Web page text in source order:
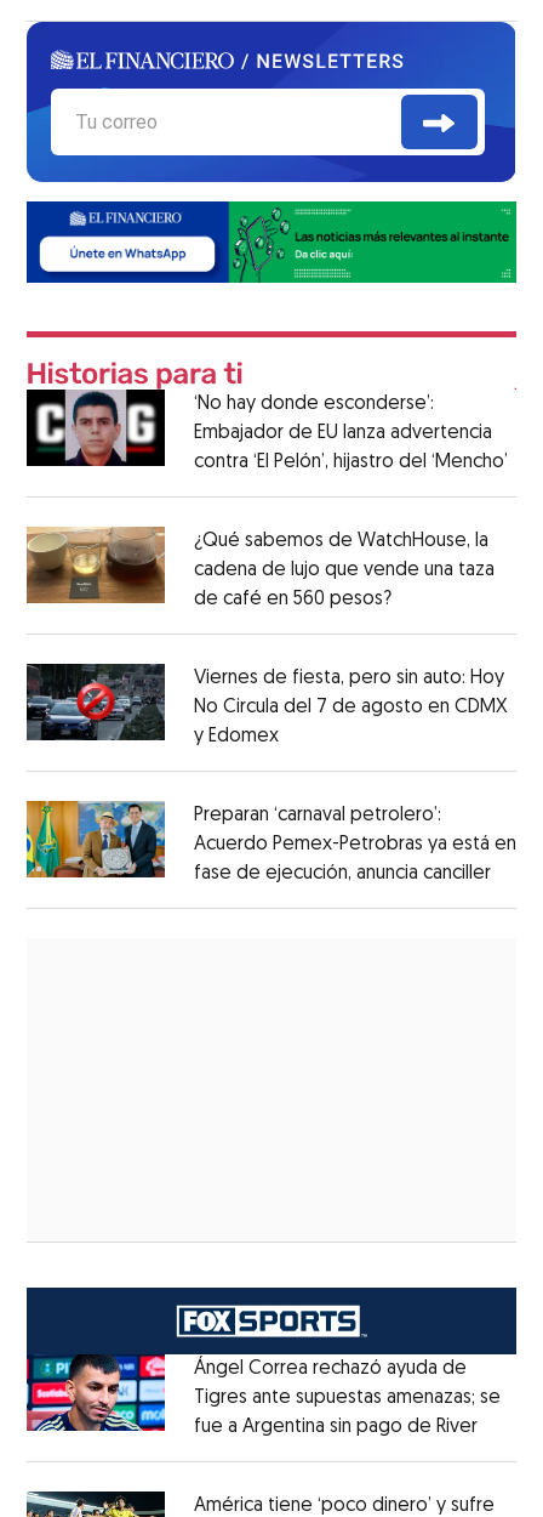
‘No hay donde esconderse’:
Embajador de EU lanza advertencia
contra ‘El Pelón’, hijastro del ‘Mencho’
¿Qué sabemos de WatchHouse, la
cadena de lujo que vende una taza
de café en 560 pesos?
Viernes de fiesta, pero sin auto: Hoy
No Circula del 7 de agosto en CDMX
y Edomex
Preparan ‘carnaval petrolero’:
Acuerdo Pemex-Petrobras ya está en
fase de ejecución, anuncia canciller
Ángel Correa rechazó ayuda de
Tigres ante supuestas amenazas; se
fue a Argentina sin pago de RiverOpens
América tiene ‘poco dinero’ y sufre